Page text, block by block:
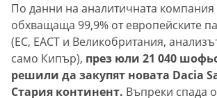
По данни на аналитичната компания
обхващаща 99,9% от европейските
(ЕС, ЕАСТ и Великобритания,
само Кипър), през юли 21 040
решили да закупят новата Dacia
Стария континент. Въпреки спада